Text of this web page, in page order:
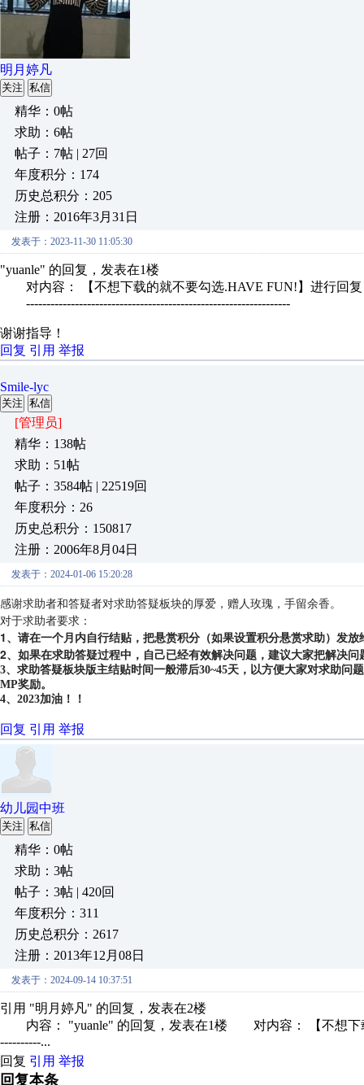
明月婷凡
关注 私信
精华：0帖
求助：6帖
帖子：7帖 | 27回
年度积分：174
历史总积分：205
注册：2016年3月31日
发表于：2023-11-30 11:05:30
"yuanle" 的回复，发表在1楼
对内容： 【不想下载的就不要勾选.HAVE FUN!】进行回复
-----------------------------------------------------------------
谢谢指导！
回复 引用 举报
Smile-lyc
关注 私信
[管理员]
精华：138帖
求助：51帖
帖子：3584帖 | 22519回
年度积分：26
历史总积分：150817
注册：2006年8月04日
发表于：2024-01-06 15:20:28
感谢求助者和答疑者对求助答疑板块的厚爱，赠人玫瑰，手留余香。
对于求助者要求：
1、请在一个月内自行结贴，把悬赏积分（如果设置积分悬赏求助）发放
2、如果在求助答疑过程中，自己已经有效解决问题，建议大家把解决
3、求助答疑板块版主结贴时间一般滞后30~45天，以方便大家对求助
MP奖励。
4、2023加油！！
回复 引用 举报
幼儿园中班
关注 私信
精华：0帖
求助：3帖
帖子：3帖 | 420回
年度积分：311
历史总积分：2617
注册：2013年12月08日
发表于：2024-09-14 10:37:51
引用 "明月婷凡" 的回复，发表在2楼
内容： "yuanle" 的回复，发表在1楼 对内容： 【不想下
----------...
回复 引用 举报
回复本条